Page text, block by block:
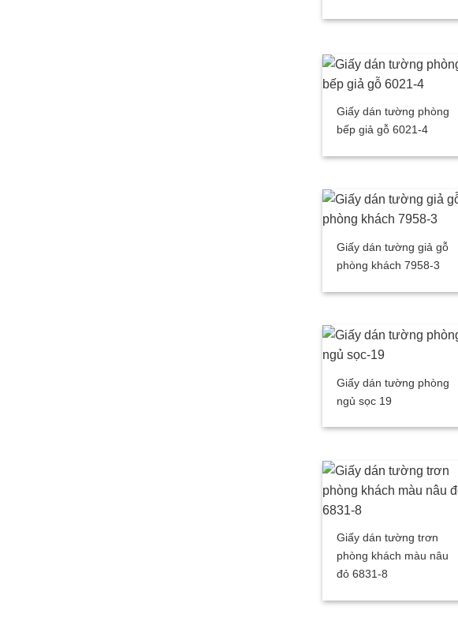
Giấy dán tường phòng
bếp giả gỗ 6021-4
Giấy dán tường giả gỗ
phòng khách 7958-3
Giấy dán tường phòng
ngủ sọc 19
Giấy dán tường trơn
phòng khách màu nâu
đỏ 6831-8